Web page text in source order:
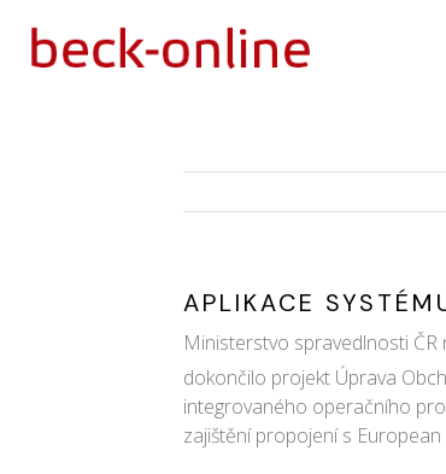
APLIKACE
Ministerstvo spravedlnosti
dokončilo projekt Úprava
integrovaného operačního
zajištění propojení s